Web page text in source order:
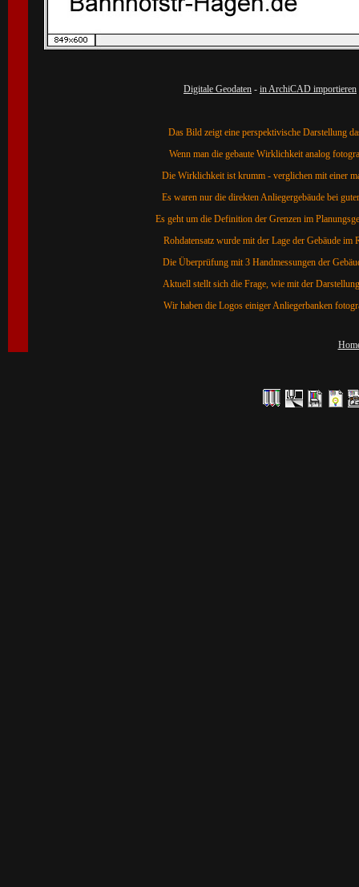
Digitale Geodaten - in ArchiCAD importieren
Das Bild zeigt eine perspektivische Darstellung
Wenn man die gebaute Wirklichkeit analog
Die Wirklichkeit ist krumm - verglichen mit einer
Es waren nur die direkten Anliegergebäude bei
Es geht um die Definition der Grenzen im
Rohdatensatz wurde mit der Lage der Gebäude im
Die Überprüfung mit 3 Handmessungen der
Aktuell stellt sich die Frage, wie mit der
Wir haben die Logos einiger Anliegerbanken